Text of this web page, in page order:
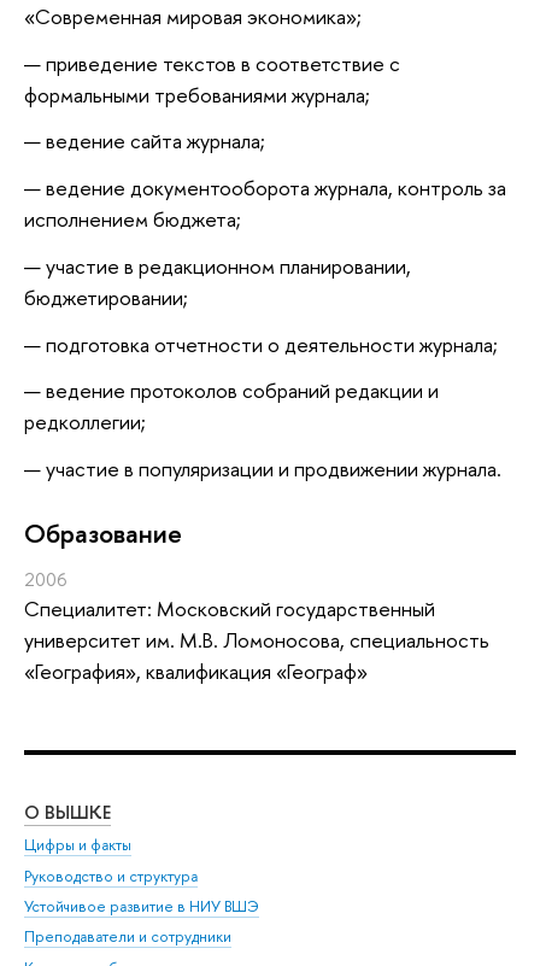
«Современная мировая экономика»;
приведение текстов в соответствие с
формальными требованиями журнала;
ведение сайта журнала;
ведение документооборота журнала, контроль за
исполнением бюджета;
участие в редакционном планировании,
бюджетировании;
подготовка отчетности о деятельности журнала;
ведение протоколов собраний редакции и
редколлегии;
участие в популяризации и продвижении журнала.
Oбразование
2006
Специалитет: Московский государственный
университет им. М.В. Ломоносова, специальность
«География», квалификация «Географ»
О ВЫШКЕ
Цифры и факты
Руководство и структура
Устойчивое развитие в НИУ ВШЭ
Преподаватели и сотрудники